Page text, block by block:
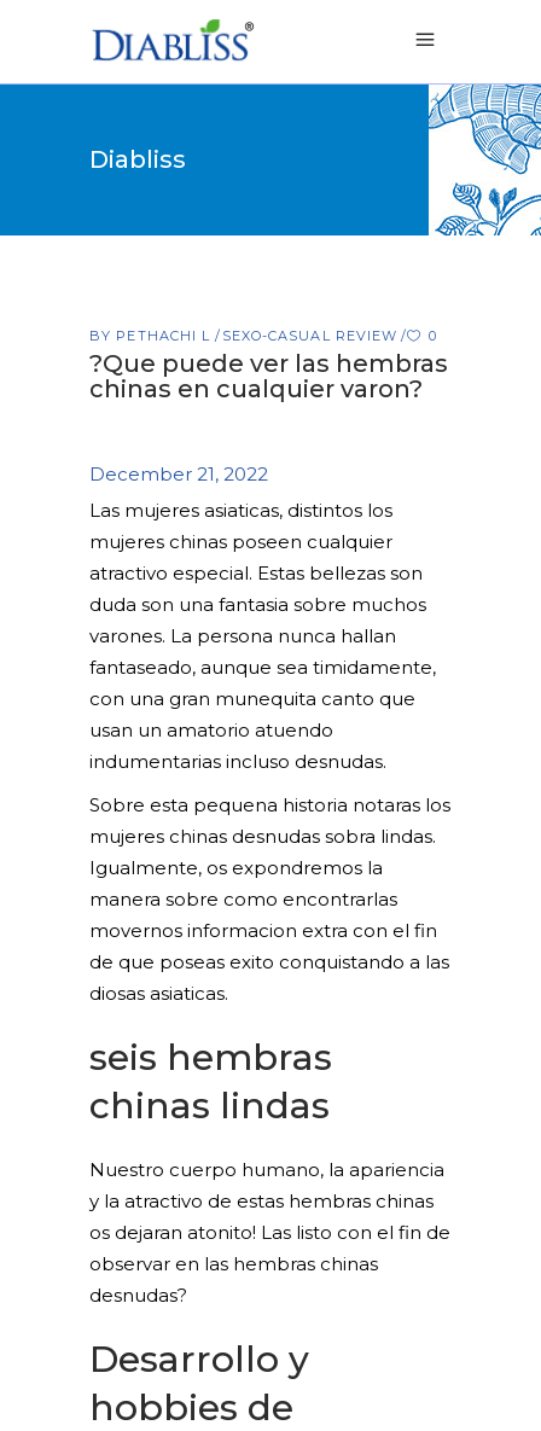
Diabliss
BY PETHACHI L SEXO-CASUAL REVIEW 0
?Que puede ver las hembras
chinas en cualquier varon?
December 21, 2022
Las mujeres asiaticas, distintos los
mujeres chinas poseen cualquier
atractivo especial. Estas bellezas son
duda son una fantasia sobre muchos
varones. La persona nunca hallan
fantaseado, aunque sea timidamente,
con una gran munequita canto que
usan un amatorio atuendo
indumentarias incluso desnudas.
Sobre esta pequena historia notaras los
mujeres chinas desnudas sobra lindas.
Igualmente, os expondremos la
manera sobre como encontrarlas
movernos informacion extra con el fin
de que poseas exito conquistando a las
diosas asiaticas.
seis hembras
chinas lindas
Nuestro cuerpo humano, la apariencia
y la atractivo de estas hembras chinas
os dejaran atonito! Las listo con el fin de
observar en las hembras chinas
desnudas?
Desarrollo y
hobbies de